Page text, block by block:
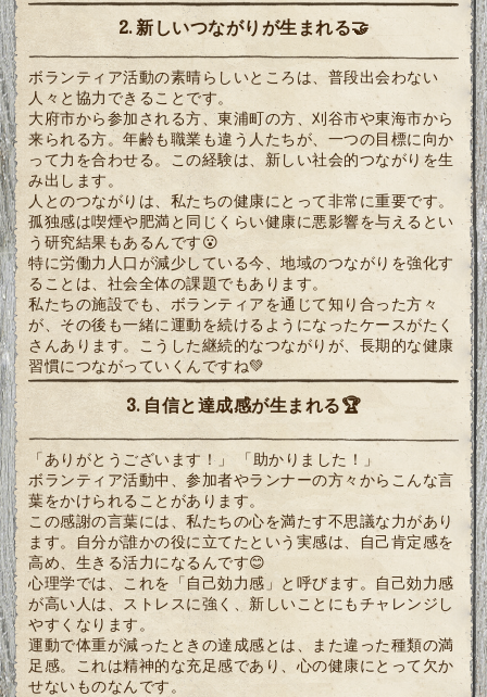
2. 新しいつながりが生まれる🤝
ボランティア活動の素晴らしいところは、普段出会わない
人々と協力できることです。
大府市から参加される方、東浦町の方、刈谷市や東海市から
来られる方。年齢も職業も違う人たちが、一つの目標に向か
って力を合わせる。この経験は、新しい社会的つながりを生
み出します。
人とのつながりは、私たちの健康にとって非常に重要です。
孤独感は喫煙や肥満と同じくらい健康に悪影響を与えるとい
う研究結果もあるんです😮
特に労働力人口が減少している今、地域のつながりを強化す
ることは、社会全体の課題でもあります。
私たちの施設でも、ボランティアを通じて知り合った方々
が、その後も一緒に運動を続けるようになったケースがたく
さんあります。こうした継続的なつながりが、長期的な健康
習慣につながっていくんですね💚
3. 自信と達成感が生まれる🏆
「ありがとうございます！」 「助かりました！」
ボランティア活動中、参加者やランナーの方々からこんな言
葉をかけられることがあります。
この感謝の言葉には、私たちの心を満たす不思議な力があり
ます。自分が誰かの役に立てたという実感は、自己肯定感を
高め、生きる活力になるんです😊
心理学では、これを「自己効力感」と呼びます。自己効力感
が高い人は、ストレスに強く、新しいことにもチャレンジし
やすくなります。
運動で体重が減ったときの達成感とは、また違った種類の満
足感。これは精神的な充足感であり、心の健康にとって欠か
せないものなんです。